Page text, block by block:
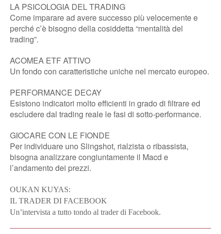
LA PSICOLOGIA DEL TRADING
Come imparare ad avere successo più velocemente e
perché c’è bisogno della cosiddetta “mentalità del
trading”.
ACOMEA ETF ATTIVO
Un fondo con caratteristiche uniche nel mercato europeo.
PERFORMANCE DECAY
Esistono indicatori molto efficienti in grado di filtrare ed
escludere dal trading reale le fasi di sotto-performance.
GIOCARE CON LE FIONDE
Per individuare uno Slingshot, rialzista o ribassista,
bisogna analizzare congiuntamente il Macd e
l’andamento dei prezzi.
OUKAN KUYAS:
IL TRADER DI FACEBOOK
Un’intervista a tutto tondo al trader di Facebook.